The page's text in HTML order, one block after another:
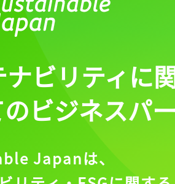
ナビリティに
のビジネスパ
Japanは、